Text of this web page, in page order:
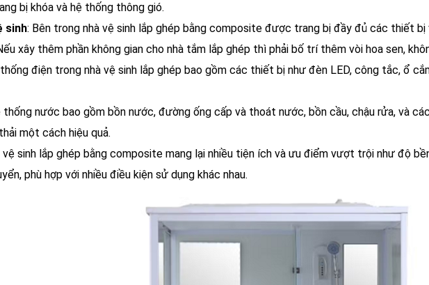
bị khóa và hệ thống thông gió.
sinh: Bên trong nhà vệ sinh lắp ghép bằng composite được trang bị đầy đủ các thiết bị
xây thêm phần không gian cho nhà tắm lắp ghép thì phải bố trí thêm vòi hoa sen,
điện trong nhà vệ sinh lắp ghép bao gồm các thiết bị như đèn LED, công tắc, ổ
thống nước bao gồm bồn nước, đường ống cấp và thoát nước, bồn cầu, chậu rửa, và
một cách hiệu quả.
vệ sinh lắp ghép bằng composite mang lại nhiều tiện ích và ưu điểm vượt trội như độ
phù hợp với nhiều điều kiện sử dụng khác nhau.